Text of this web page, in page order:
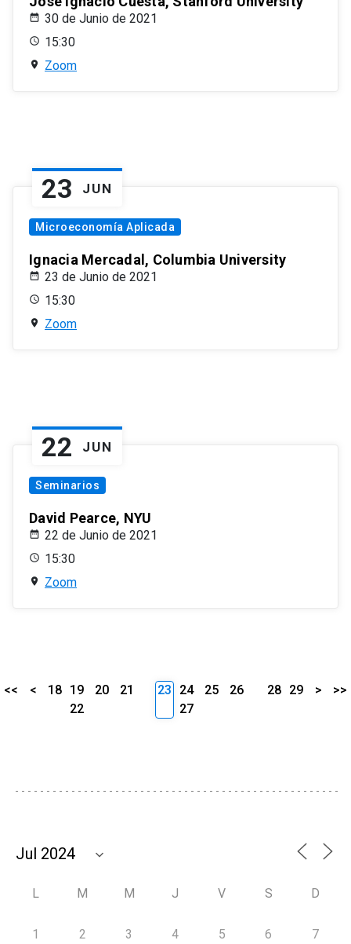
30 de Junio de 2021
15:30
Zoom
23 JUN
Microeconomía Aplicada
Ignacia Mercadal, Columbia University
23 de Junio de 2021
15:30
Zoom
22 JUN
Seminarios
David Pearce, NYU
22 de Junio de 2021
15:30
Zoom
<< < 18 19 20
21
22
23 24 25
26
27
28 29 > >>
L M M J V S D
1 2 3 4 5 6 7